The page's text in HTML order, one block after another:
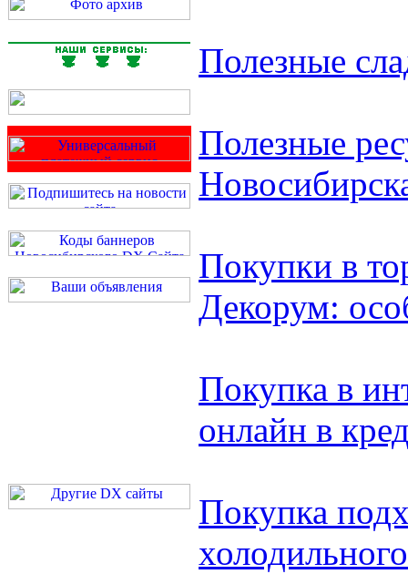
Полезные
Полезные
Покупки в
Декорум:
Покупка в
онлайн в
Покупка